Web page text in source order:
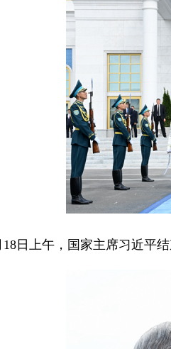
18日上午，国家主席习近平